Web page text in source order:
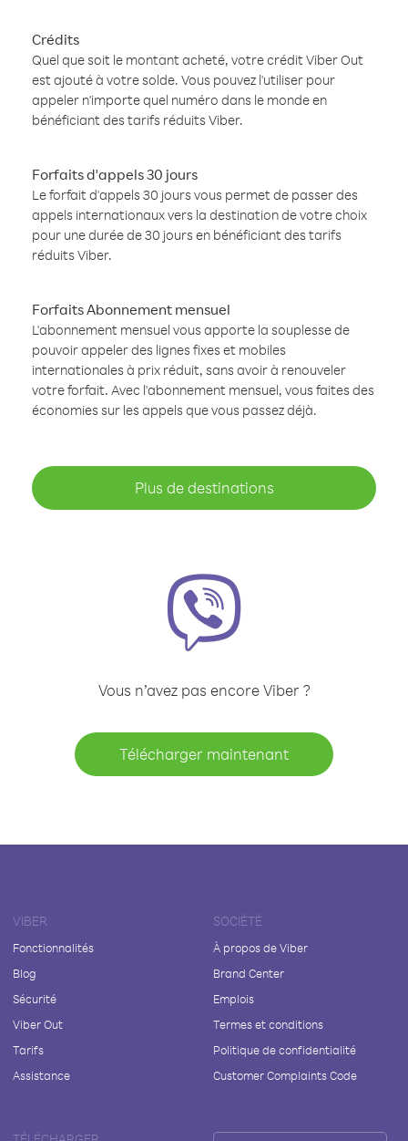
Crédits
Quel que soit le montant acheté, votre crédit Viber Out
est ajouté à votre solde. Vous pouvez l'utiliser pour
appeler n'importe quel numéro dans le monde en
bénéficiant des tarifs réduits Viber.
Forfaits d'appels 30 jours
Le forfait d'appels 30 jours vous permet de passer des
appels internationaux vers la destination de votre choix
pour une durée de 30 jours en bénéficiant des tarifs
réduits Viber.
Forfaits Abonnement mensuel
L'abonnement mensuel vous apporte la souplesse de
pouvoir appeler des lignes fixes et mobiles
internationales à prix réduit, sans avoir à renouveler
votre forfait. Avec l'abonnement mensuel, vous faites des
économies sur les appels que vous passez déjà.
Plus de destinations
Vous n’avez pas encore Viber ?
Télécharger maintenant
VIBER
Fonctionnalités
Blog
Sécurité
Viber Out
Tarifs
Assistance
SOCIÉTÉ
À propos de Viber
Brand Center
Emplois
Termes et conditions
Politique de confidentialité
Customer Complaints Code